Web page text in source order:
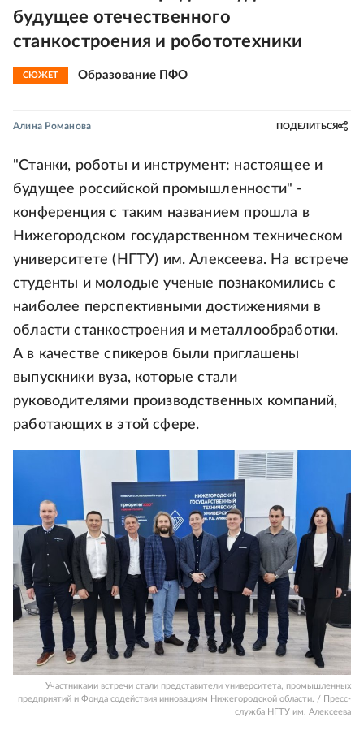
будущее отечественного
станкостроения и робототехники
СЮЖЕТ Образование ПФО
Алина Романова ПОДЕЛИТЬСЯ
"Станки, роботы и инструмент: настоящее и
будущее российской промышленности" -
конференция с таким названием прошла в
Нижегородском государственном техническом
университете (НГТУ) им. Алексеева. На встрече
студенты и молодые ученые познакомились с
наиболее перспективными достижениями в
области станкостроения и металлообработки.
А в качестве спикеров были приглашены
выпускники вуза, которые стали
руководителями производственных компаний,
работающих в этой сфере.
Участниками встречи стали представители университета, промышленных
предприятий и Фонда содействия инновациям Нижегородской области. / Пресс-
служба НГТУ им. Алексеева